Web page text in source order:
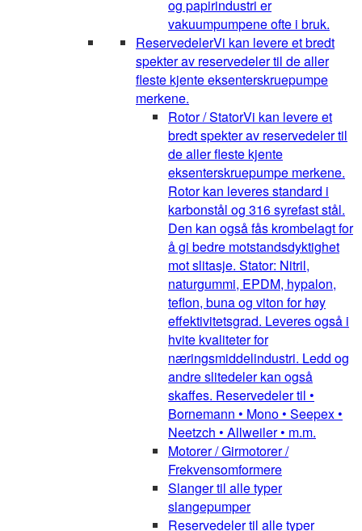
og papirindustri er
vakuumpumpene ofte i bruk.
ReservedelerVi kan levere et bredt
spekter av reservedeler til de aller
fleste kjente eksenterskruepumpe
merkene.
Rotor / StatorVi kan levere et
bredt spekter av reservedeler til
de aller fleste kjente
eksenterskruepumpe merkene.
Rotor kan leveres standard i
karbonstål og 316 syrefast stål.
Den kan også fås krombelagt for
å gi bedre motstandsdyktighet
mot slitasje. Stator: Nitril,
naturgummi, EPDM, hypalon,
teflon, buna og viton for høy
effektivitetsgrad. Leveres også i
hvite kvaliteter for
næringsmiddelindustri. Ledd og
andre slitedeler kan også
skaffes. Reservedeler til •
Bornemann • Mono • Seepex •
Neetzch • Allweiler • m.m.
Motorer / Girmotorer /
Frekvensomformere
Slanger til alle typer
slangepumper
Reservedeler til alle typer